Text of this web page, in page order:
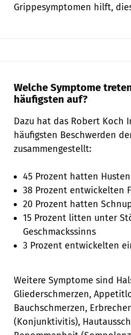
Grippesymptomen hilft,
Welche Symptome
häufigsten auf?
Dazu hat das Robert Koch
häufigsten Beschwerden
zusammengestellt:
45 Prozent hatten Husten
38 Prozent entwickelten
20 Prozent hatten
15 Prozent litten unter
Geschmackssinns
3 Prozent entwickelten
Weitere Symptome sind
Gliederschmerzen,
Bauchschmerzen,
(Konjunktivitis),